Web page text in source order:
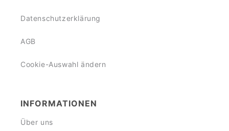
Datenschutzerklärung
AGB
Cookie-Auswahl ändern
INFORMATIONEN
Über uns